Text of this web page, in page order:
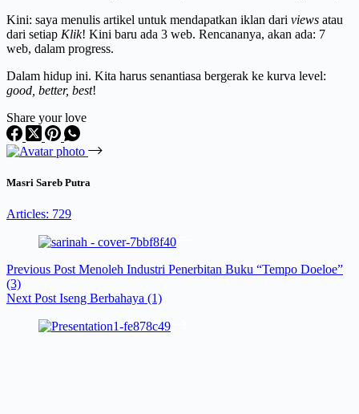
Kini: saya menulis artikel untuk mendapatkan iklan dari views atau
dari setiap Klik! Kini baru ada 3 web. Rencananya, akan ada: 7
web, dalam progress.
Dalam hidup ini. Kita harus senantiasa bergerak ke kurva level:
good, better, best!
Share your love
Masri Sareb Putra
Articles: 729
Previous Post Menoleh Industri Penerbitan Buku “Tempo Doeloe”
(3)
Next Post Iseng Berbahaya (1)